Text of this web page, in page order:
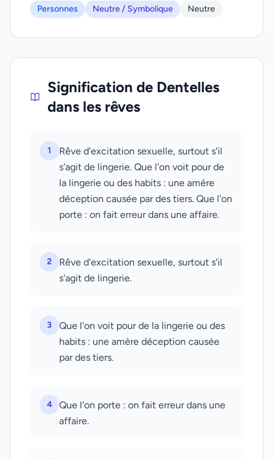
Personnes Neutre / Symbolique Neutre
Signification de Dentelles
dans les rêves
1
Rêve d'excitation sexuelle, surtout s'il
s'agit de lingerie. Que l'on voit pour de
la lingerie ou des habits : une amère
déception causée par des tiers. Que l'on
porte : on fait erreur dans une affaire.
2
Rêve d'excitation sexuelle, surtout s'il
s'agit de lingerie.
3
Que l'on voit pour de la lingerie ou des
habits : une amère déception causée
par des tiers.
4
Que l'on porte : on fait erreur dans une
affaire.